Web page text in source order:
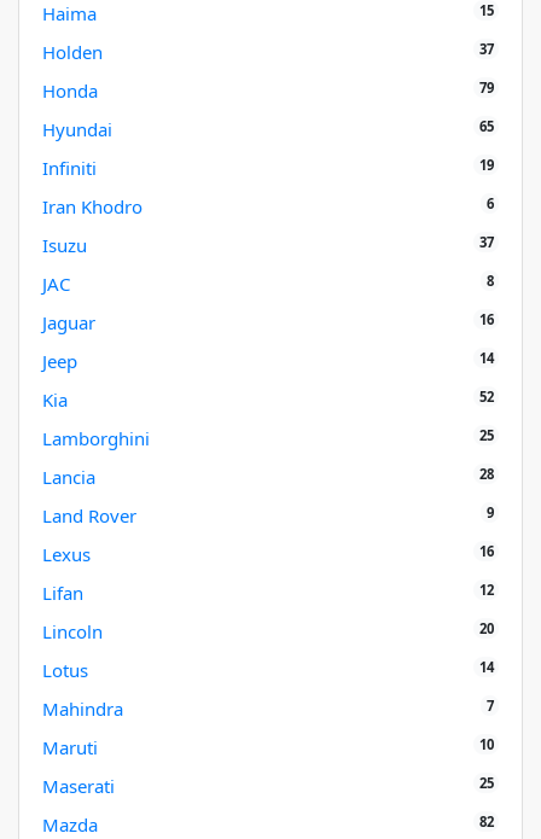
Haima 15
Holden 37
Honda 79
Hyundai 65
Infiniti 19
Iran Khodro 6
Isuzu 37
JAC 8
Jaguar 16
Jeep 14
Kia 52
Lamborghini 25
Lancia 28
Land Rover 9
Lexus 16
Lifan 12
Lincoln 20
Lotus 14
Mahindra 7
Maruti 10
Maserati 25
Mazda 82